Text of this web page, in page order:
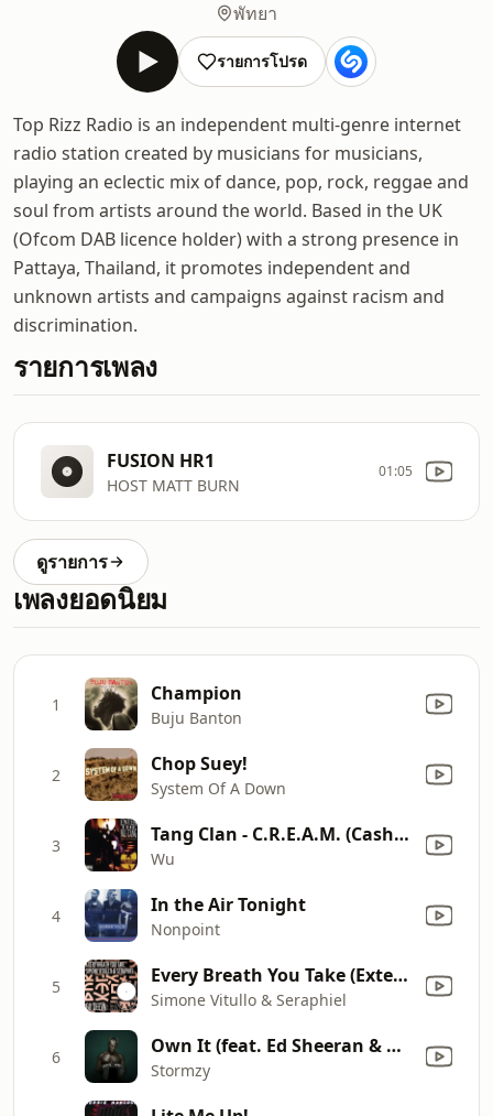
พัทยา
รายการโปรด
Top Rizz Radio is an independent multi-genre internet
radio station created by musicians for musicians,
playing an eclectic mix of dance, pop, rock, reggae and
soul from artists around the world. Based in the UK
(Ofcom DAB licence holder) with a strong presence in
Pattaya, Thailand, it promotes independent and
unknown artists and campaigns against racism and
discrimination.
รายการเพลง
FUSION HR1
HOST MATT BURN
01:05
ดูรายการ
เพลงยอดนิยม
1 Champion
Buju Banton
2 Chop Suey!
System Of A Down
3 Tang Clan - C.R.E.A.M. (Cash Rules Everything Around Me) [A Cappella]
Wu
4 In the Air Tonight
Nonpoint
5 Every Breath You Take (Extended Mix)
Simone Vitullo & Seraphiel
6 Own It (feat. Ed Sheeran & Burna Boy)
Stormzy